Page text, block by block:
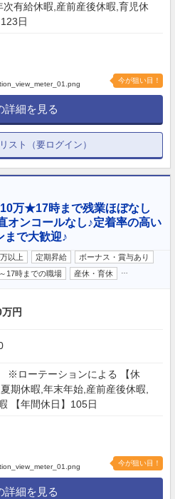
有給休暇,産前産後休暇,育児休
日
今が狙い目！
詳細を見る
スト（要ログイン）
万★17時まで残業ほぼなし
オンコールなし♪定着率の高い
まで大歓迎♪
以上 定期昇給
ボーナス・賞与あり
～17時までの職場 産休・育休
円
※ローテーションによる 【休
期休暇,年末年始,産前産後休暇,
【年間休日】105日
今が狙い目！
詳細を見る